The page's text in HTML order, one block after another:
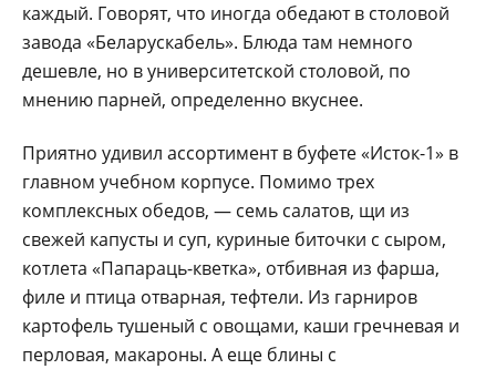
каждый. Говорят, что иногда обедают в столовой
завода «Беларускабель». Блюда там немного
дешевле, но в университетской столовой, по
мнению парней, определенно вкуснее.
Приятно удивил ассортимент в буфете «Исток-1» в
главном учебном корпусе. Помимо трех
комплексных обедов, — семь салатов, щи из
свежей капусты и суп, куриные биточки с сыром,
котлета «Папараць-кветка», отбивная из фарша,
филе и птица отварная, тефтели. Из гарниров
картофель тушеный с овощами, каши гречневая и
перловая, макароны. А еще блины с